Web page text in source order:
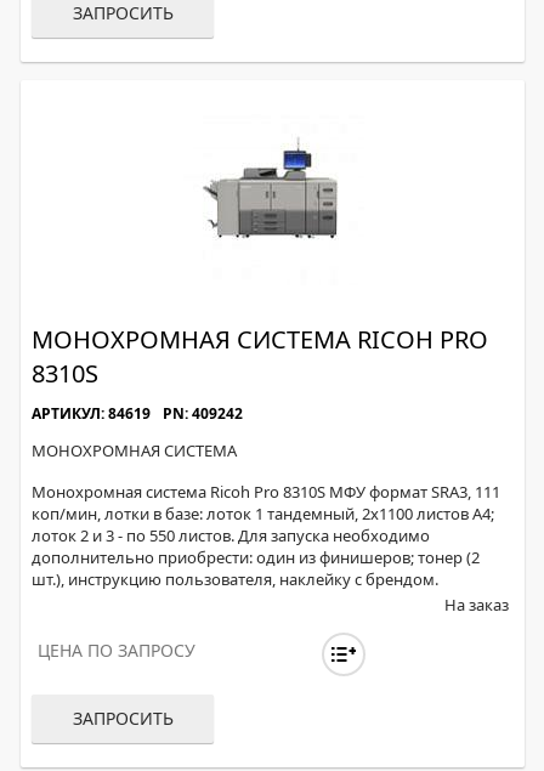
ЗАПРОСИТЬ
МОНОХРОМНАЯ СИСТЕМА RICOH PRO
8310S
АРТИКУЛ: 84619 PN: 409242
МОНОХРОМНАЯ СИСТЕМА
Монохромная система Ricoh Pro 8310S МФУ формат SRA3, 111
коп/мин, лотки в базе: лоток 1 тандемный, 2x1100 листов А4;
лоток 2 и 3 - по 550 листов. Для запуска необходимо
дополнительно приобрести: один из финишеров; тонер (2
шт.), инструкцию пользователя, наклейку с брендом.
На заказ
ЦЕНА ПО ЗАПРОСУ
ЗАПРОСИТЬ